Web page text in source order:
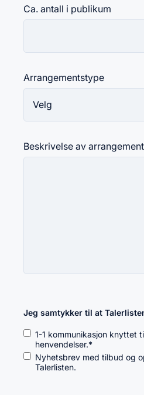
Ca. antall i publikum
Arrangementstype
Beskrivelse av arrangement
Jeg samtykker til at
1-1 kommunikasjon knyttet
henvendelser.*
Nyhetsbrev med tilbud og
Talerlisten.